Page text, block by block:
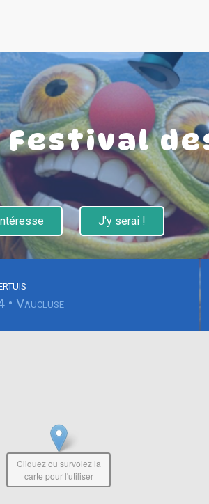
J'y serai !
• Vaucluse
Cliquez ou survolez la
carte pour l'utiliser